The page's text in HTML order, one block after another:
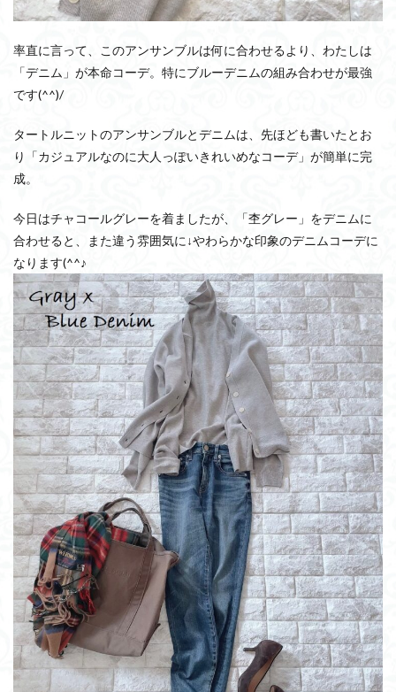
率直に言って、このアンサンブルは何に合わせるより、わたしは
「デニム」が本命コーデ。特にブルーデニムの組み合わせが最強
です(^^)/
タートルニットのアンサンブルとデニムは、先ほども書いたとお
り「カジュアルなのに大人っぽいきれいめなコーデ」が簡単に完
成。
今日はチャコールグレーを着ましたが、「杢グレー」をデニムに
合わせると、また違う雰囲気に↓やわらかな印象のデニムコーデに
なります(^^♪